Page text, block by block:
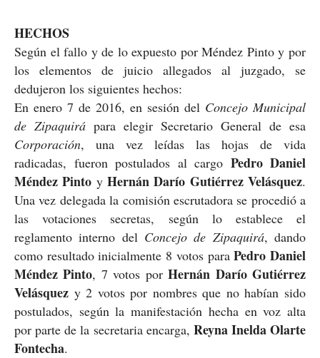
HECHOS
Según el fallo y de lo expuesto por Méndez Pinto y por
los elementos de juicio allegados al juzgado, se
dedujeron los siguientes hechos:
En enero 7 de 2016, en sesión del Concejo Municipal
de Zipaquirá para elegir Secretario General de esa
Corporación, una vez leídas las hojas de vida
radicadas, fueron postulados al cargo Pedro Daniel
Méndez Pinto yHernán Darío Gutiérrez Velásquez.
Una vez delegada la comisión escrutadora se procedió a
las votaciones secretas, según lo establece el
reglamento interno del Concejo de Zipaquirá, dando
como resultado inicialmente 8 votos paraPedro Daniel
Méndez Pinto, 7 votos porHernán Darío Gutiérrez
Velásquez y 2 votos por nombres que no habían sido
postulados, según la manifestación hecha en voz alta
por parte de la secretaria encarga, Reyna Inelda Olarte
Fontecha.